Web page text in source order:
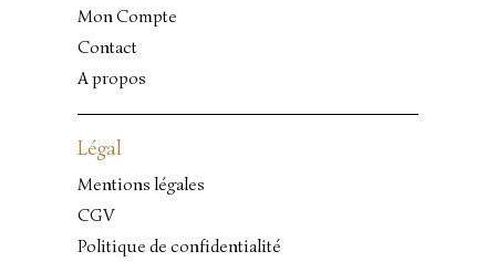
Mon Compte
Contact
A propos
Légal
Mentions légales
CGV
Politique de confidentialité